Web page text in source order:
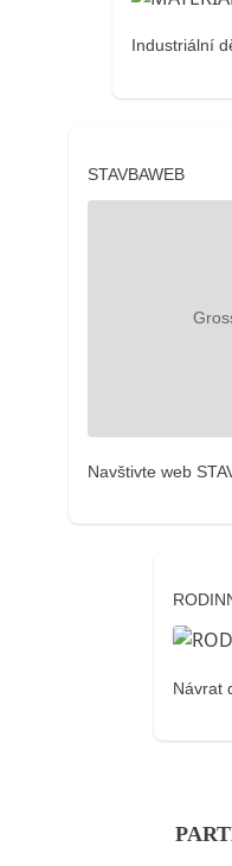
Industriální
STAVBAWEB
Navštivte web
Návrat